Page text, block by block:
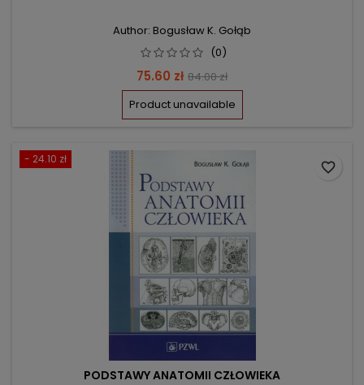
Author: Bogusław K. Gołąb
(0)
Price
75.60 zł Regular
price
84.00 zł
Product unavailable
- 24.10 zł
PODSTAWY ANATOMII CZŁOWIEKA
favorite_border